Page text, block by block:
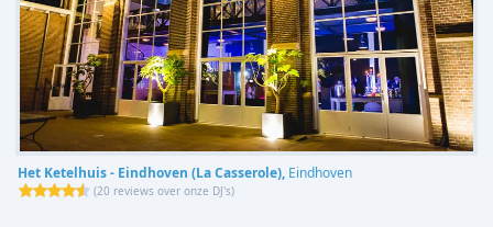
Het Ketelhuis - Eindhoven (La Casserole), Eindhoven
(20 reviews over onze DJ's)